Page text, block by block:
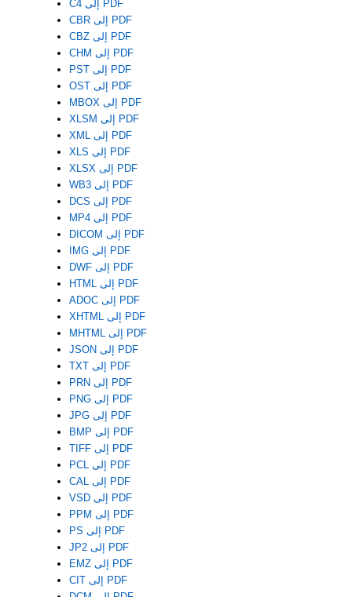
C4 إلى PDF
CBR إلى PDF
CBZ إلى PDF
CHM إلى PDF
PST إلى PDF
OST إلى PDF
MBOX إلى PDF
XLSM إلى PDF
XML إلى PDF
XLS إلى PDF
XLSX إلى PDF
WB3 إلى PDF
DCS إلى PDF
MP4 إلى PDF
DICOM إلى PDF
IMG إلى PDF
DWF إلى PDF
HTML إلى PDF
ADOC إلى PDF
XHTML إلى PDF
MHTML إلى PDF
JSON إلى PDF
TXT إلى PDF
PRN إلى PDF
PNG إلى PDF
JPG إلى PDF
BMP إلى PDF
TIFF إلى PDF
PCL إلى PDF
CAL إلى PDF
VSD إلى PDF
PPM إلى PDF
PS إلى PDF
JP2 إلى PDF
EMZ إلى PDF
CIT إلى PDF